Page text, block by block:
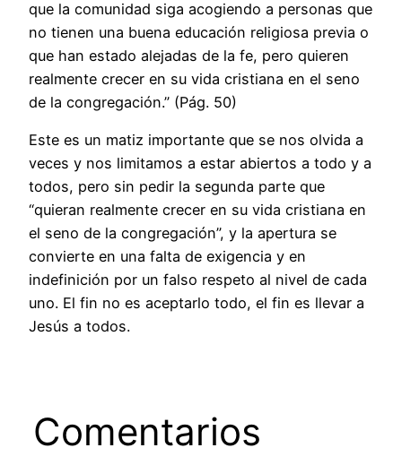
que la comunidad siga acogiendo a personas que
no tienen una buena educación religiosa previa o
que han estado alejadas de la fe, pero quieren
realmente crecer en su vida cristiana en el seno
de la congregación.” (Pág. 50)
Este es un matiz importante que se nos olvida a
veces y nos limitamos a estar abiertos a todo y a
todos, pero sin pedir la segunda parte que
“quieran realmente crecer en su vida cristiana en
el seno de la congregación”, y la apertura se
convierte en una falta de exigencia y en
indefinición por un falso respeto al nivel de cada
uno. El fin no es aceptarlo todo, el fin es llevar a
Jesús a todos.
Comentarios